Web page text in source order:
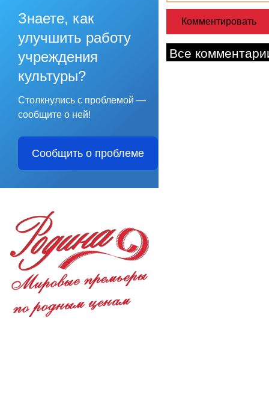
Знаете, как
улучшить работу
учреждения
культуры?
Столкнулись с проблемой —
сообщите о ней!
Сообщить о проблеме
Все